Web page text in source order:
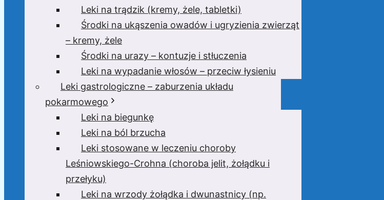
Leki na trądzik (kremy, żele, tabletki)
Środki na ukąszenia owadów i ugryzienia zwierząt
– kremy, żele
Środki na urazy – kontuzje i stłuczenia
Leki na wypadanie włosów – przeciw łysieniu
Leki gastrologiczne – zaburzenia układu
pokarmowego
Leki na biegunkę
Leki na ból brzucha
Leki stosowane w leczeniu choroby
Leśniowskiego-Crohna (choroba jelit, żołądku i
przełyku)
Leki na wrzody żołądka i dwunastnicy (np.